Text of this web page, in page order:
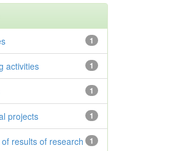
1
1
activities
1
1
projects
1
results of research